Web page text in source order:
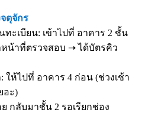
ตุจักร
ทะเบียน: เข้าไปที่ อาคาร 2 ชั้น
หน้าที่ตรวจสอบ ➝ ได้บัตรคิว
ห้ไปที่ อาคาร 4 ก่อน (ช่วงเช้า
อะ)
กลับมาชั้น 2 รอเรียกช่อง